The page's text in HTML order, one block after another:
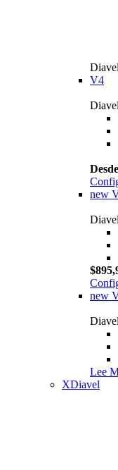
Diavel
V4
new
new
Lee
XDiavel